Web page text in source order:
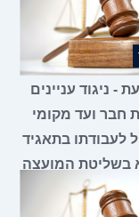
- ניגוד עניינים
חבר ועד מקומי
לעבודתו בתאגיד
בשליטת המועצה